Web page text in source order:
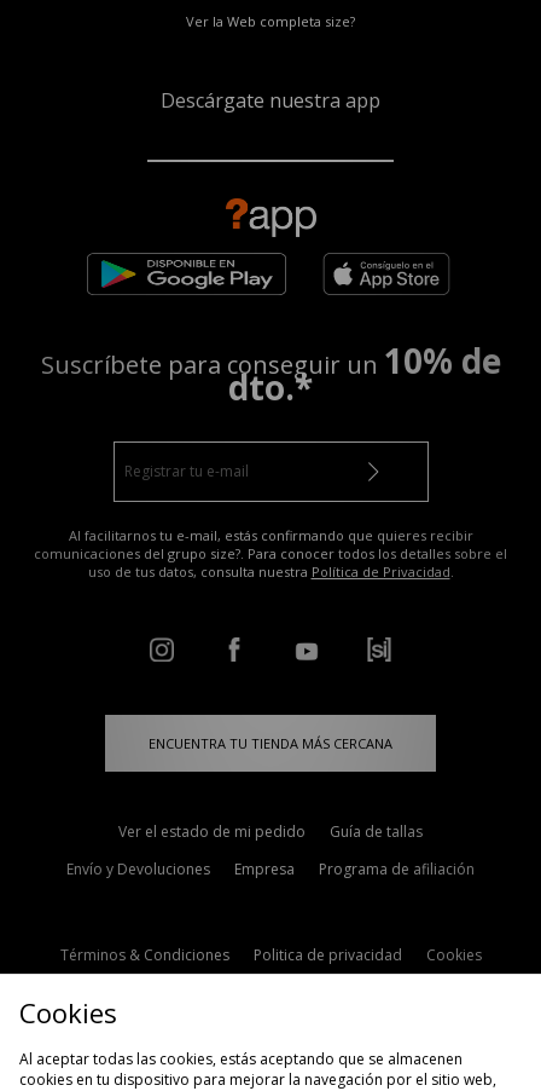
Ver la Web completa size?
Descárgate nuestra app
Suscríbete para conseguir un 10% de
dto.*
Al facilitarnos tu e-mail, estás confirmando que quieres recibir
comunicaciones del grupo size?. Para conocer todos los detalles sobre el
uso de tus datos, consulta nuestra Política de Privacidad
ENCUENTRA TU TIENDA MÁS CERCANA
Ver el estado de mi pedido
Guía de tallas
Envío y Devoluciones
Empresa Programa de afiliación
Términos & Condiciones Politica de privacidad
Cookies
Cookies
Al aceptar todas las cookies, estás aceptando que se almacenen
cookies en tu dispositivo para mejorar la navegación por el sitio web,